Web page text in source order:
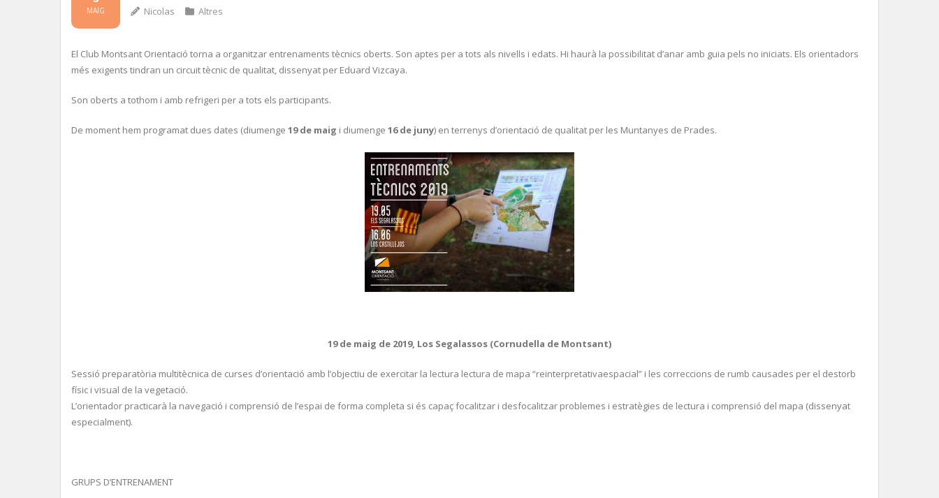
MAIG Nicolas Altres
El Club Montsant Orientació torna a organitzar entrenaments tècnics oberts. Son aptes per a tots als nivells i edats. Hi haurà la possibilitat d’anar amb guia pels no iniciats. Els orientadors
més exigents tindran un circuit tècnic de qualitat, dissenyat per Eduard Vizcaya.
Son oberts a tothom i amb refrigeri per a tots els participants.
De moment hem programat dues dates (diumenge 19 de maig i diumenge 16 de juny) en terrenys d’orientació de qualitat per les Muntanyes de Prades.
19 de maig de 2019, Los Segalassos (Cornudella de Montsant)
Sessió preparatòria multitècnica de curses d’orientació amb l’objectiu de exercitar la lectura lectura de mapa “reinterpretativaespacial” i les correccions de rumb causades per el destorb
físic i visual de la vegetació.
L’orientador practicarà la navegació i comprensió de l’espai de forma completa si és capaç focalitzar i desfocalitzar problemes i estratègies de lectura i comprensió del mapa (dissenyat
especialment).
GRUPS D’ENTRENAMENT